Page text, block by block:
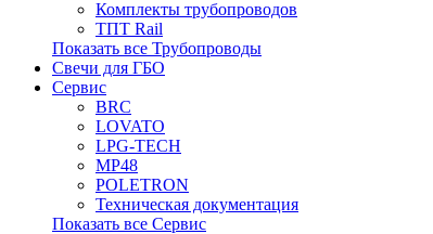
Комплекты трубопроводов
ТПТ Rail
Показать все Трубопроводы
Свечи для ГБО
Сервис
BRC
LOVATO
LPG-TECH
MP48
POLETRON
Техническая документация
Показать все Сервис